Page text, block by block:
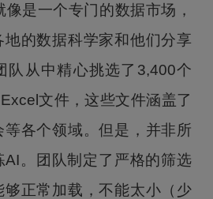
是一个专门的数据市场，
的数据科学家和他们分享
队从中精心挑选了3,400个
文件，这些文件涵盖了
各个领域。但是，并非所
。团队制定了严格的筛选
正常加载，不能太小（少